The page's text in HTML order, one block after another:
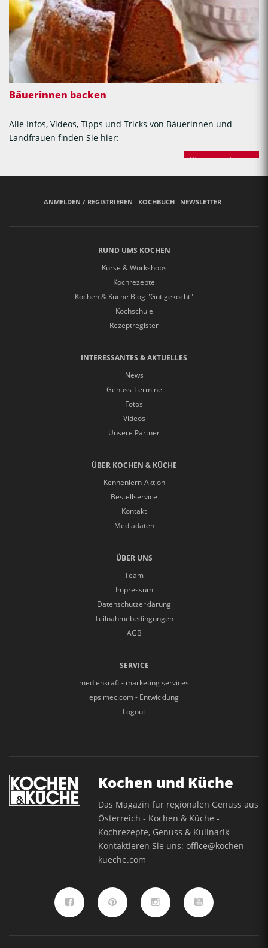
Bäuerinnen backen
Alle Infos, Videos, Tipps und Tricks von Bäuerinnen und
Landfrauen finden Sie hier:
Bäuerinnen backen
ANMELDEN / REGISTRIEREN KOCHBUCH NEWSLETTER
RUND UMS KOCHEN
Kurse & Workshops
Kochrezepte
Kochen & Küche Blog "Gut gekocht"
Kochschule
Rezeptregister
INTERESSANTES & AKTUELLES
News
Genuss-Termine
Fotos
Videos
Unsere Partner
ÜBER KOCHEN & KÜCHE
Kennenlern-Aktion
Bestellservice
Kontakt
Mediadaten
ÜBER UNS
Team
Impressum
Datenschutzerklärung
Teilnahmebedingungen
AGB
SERVICE
medienkraft - marketing services
epsimec.com - Entwicklung
Logout
Kochen und Küche
Das Magazin für regionalen Genuss aus
Österreich - Kochen & Küche -
Kochrezepte, Genuss & Kulinarik
Kontaktieren Sie uns:office@kochen-
kueche.com